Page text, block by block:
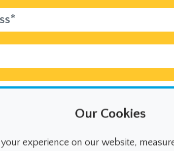
receive news, product information
Our Cookies
experience on our website,